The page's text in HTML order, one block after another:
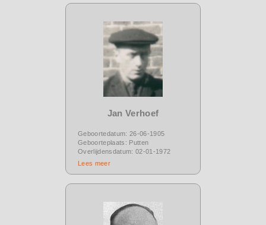
Jan Verhoef
Geboortedatum: 26-06-1905
Geboorteplaats: Putten
Overlijdensdatum: 02-01-1972
Lees meer